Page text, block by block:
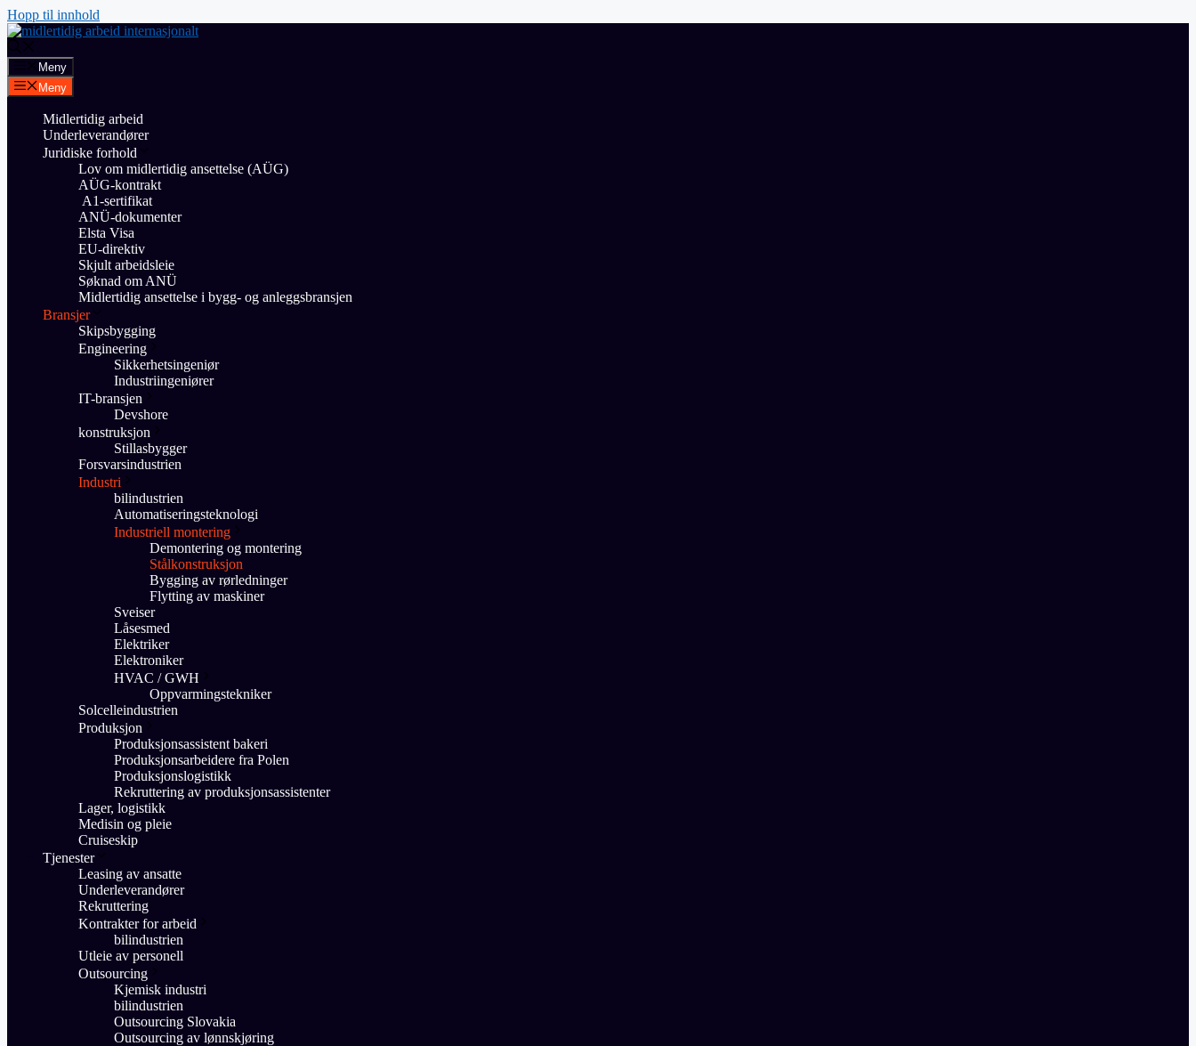
Hopp til innhold
Meny
Meny
Midlertidig arbeid
Underleverandører
Juridiske forhold
Lov om midlertidig ansettelse (AÜG)
AÜG-kontrakt
A1-sertifikat
ANÜ-dokumenter
Elsta Visa
EU-direktiv
Skjult arbeidsleie
Søknad om ANÜ
Midlertidig ansettelse i bygg- og anleggsbransjen
Bransjer
Skipsbygging
Engineering
Sikkerhetsingeniør
Industriingeniører
IT-bransjen
Devshore
konstruksjon
Stillasbygger
Forsvarsindustrien
Industri
bilindustrien
Automatiseringsteknologi
Industriell montering
Demontering og montering
Stålkonstruksjon
Bygging av rørledninger
Flytting av maskiner
Sveiser
Låsesmed
Elektriker
Elektroniker
HVAC / GWH
Oppvarmingstekniker
Solcelleindustrien
Produksjon
Produksjonsassistent bakeri
Produksjonsarbeidere fra Polen
Produksjonslogistikk
Rekruttering av produksjonsassistenter
Lager, logistikk
Medisin og pleie
Cruiseskip
Tjenester
Leasing av ansatte
Underleverandører
Rekruttering
Kontrakter for arbeid
bilindustrien
Utleie av personell
Outsourcing
Kjemisk industri
bilindustrien
Outsourcing Slovakia
Outsourcing av lønnskjøring